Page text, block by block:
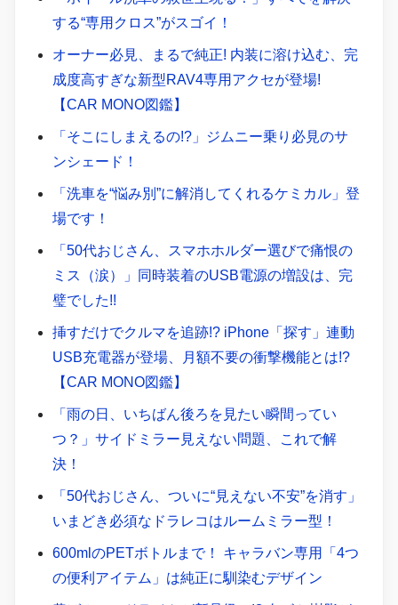
する“専用クロス”がスゴイ！
オーナー必見、まるで純正! 内装に溶け込む、完
成度高すぎな新型RAV4専用アクセが登場!
【CAR MONO図鑑】
「そこにしまえるの!?」ジムニー乗り必見のサ
ンシェード！
「洗車を“悩み別”に解消してくれるケミカル」登
場です！
「50代おじさん、スマホホルダー選びで痛恨の
ミス（涙）」同時装着のUSB電源の増設は、完
璧でした!!
挿すだけでクルマを追跡!? iPhone「探す」連動
USB充電器が登場、月額不要の衝撃機能とは!?
【CAR MONO図鑑】
「雨の日、いちばん後ろを見たい瞬間ってい
つ？」サイドミラー見えない問題、これで解
決！
「50代おじさん、ついに“見えない不安”を消す」
いまどき必須なドラレコはルームミラー型！
600mlのPETボトルまで！ キャラバン専用「4つ
の便利アイテム」は純正に馴染むデザイン